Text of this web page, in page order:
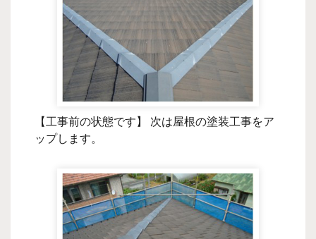
【工事前の状態です】 次は屋根の塗装工事をア
ップします。